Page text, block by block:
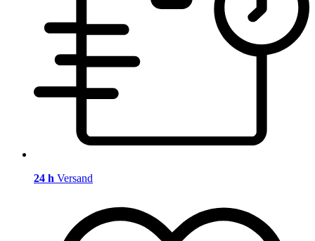
24 h Versand